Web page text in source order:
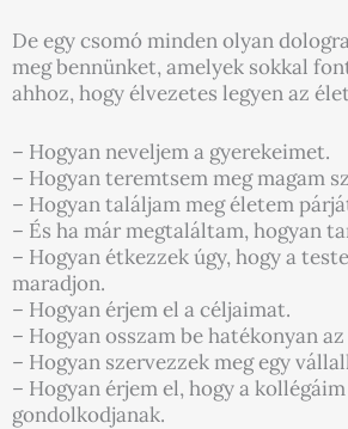
De egy csomó minden olyan
meg bennünket, amelyek sokkal
ahhoz, hogy élvezetes legyen az
– Hogyan neveljem a gyerekeimet.
– Hogyan teremtsem meg magam
– Hogyan találjam meg életem
– És ha már megtaláltam, hogyan
– Hogyan étkezzek úgy, hogy a
maradjon.
– Hogyan érjem el a céljaimat.
– Hogyan osszam be hatékonyan
– Hogyan szervezzek meg egy
– Hogyan érjem el, hogy a
gondolkodjanak.